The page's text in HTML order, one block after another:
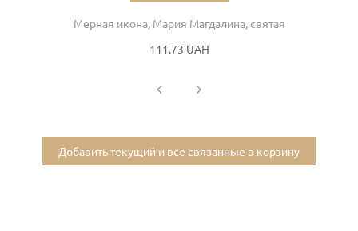
Мерная икона, Мария Магдалина, святая
111.73 UAH
Добавить текущий и все связанные в корзину